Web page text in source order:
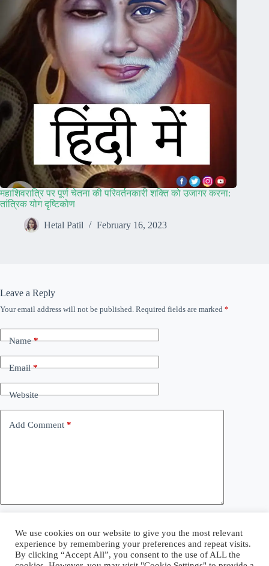
महाशिवरात्रि पर पूर्ण चेतना की परिवर्तनकारी शक्ति को उजागर करना:
तांत्रिक योग दृष्टिकोण
Hetal Patil February 16, 2023
Leave a Reply
Your email address will not be published. Required fields are marked *
Name*
Email*
Website
Add Comment *
next time I comment.
We use cookies on our website to give you the most relevant
experience by remembering your preferences and repeat visits.
By clicking “Accept All”, you consent to the use of ALL the